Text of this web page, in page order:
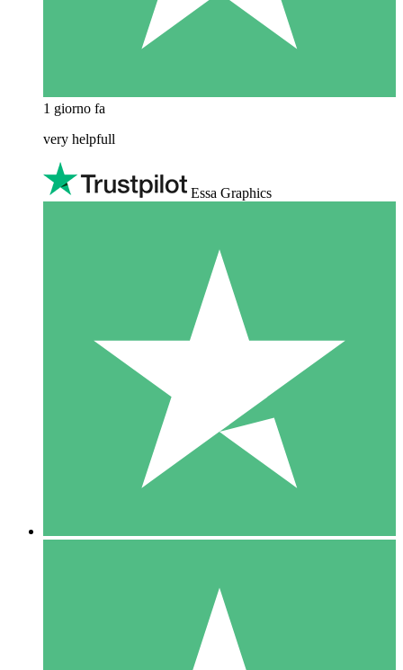
1 giorno fa
very helpfull
Essa Graphics